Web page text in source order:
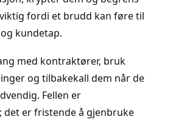
fordi et brudd kan føre til
kundetap.
med kontraktører, bruk
og tilbakekall dem når de
Fellen er
det er fristende å gjenbruke